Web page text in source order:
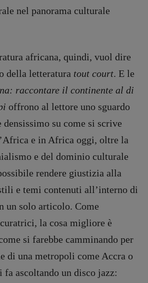
nel panorama culturale
africana, quindi, vuol dire
della letteratura tout court. E le
raccontare il continente al di
offrono al lettore uno sguardo
densissimo su come si scrive
e in Africa oggi, oltre la
e del dominio culturale
rendere giustizia alla
e temi contenuti all’interno di
un solo articolo. Come
la cosa migliore è
si farebbe camminando per
di una metropoli come Accra o
fa ascoltando un disco jazz: